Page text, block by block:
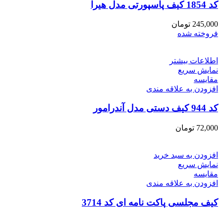
کد 1854 کیف پاسپورتی مدل هیرا
245,000 تومان
فروخته شده
اطلاعات بیشتر
نمایش سریع
مقايسه
افزودن به علاقه مندی
کد 944 کیف دستی مدل آندرامور
72,000 تومان
افزودن به سبد خرید
نمایش سریع
مقايسه
افزودن به علاقه مندی
کیف مجلسی پاکت نامه ای کد 3714